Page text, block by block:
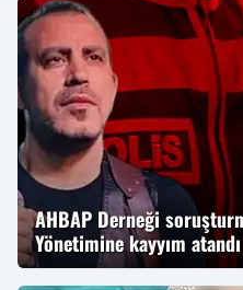
AHBAP Derneği
Yönetimine kayyım atandı